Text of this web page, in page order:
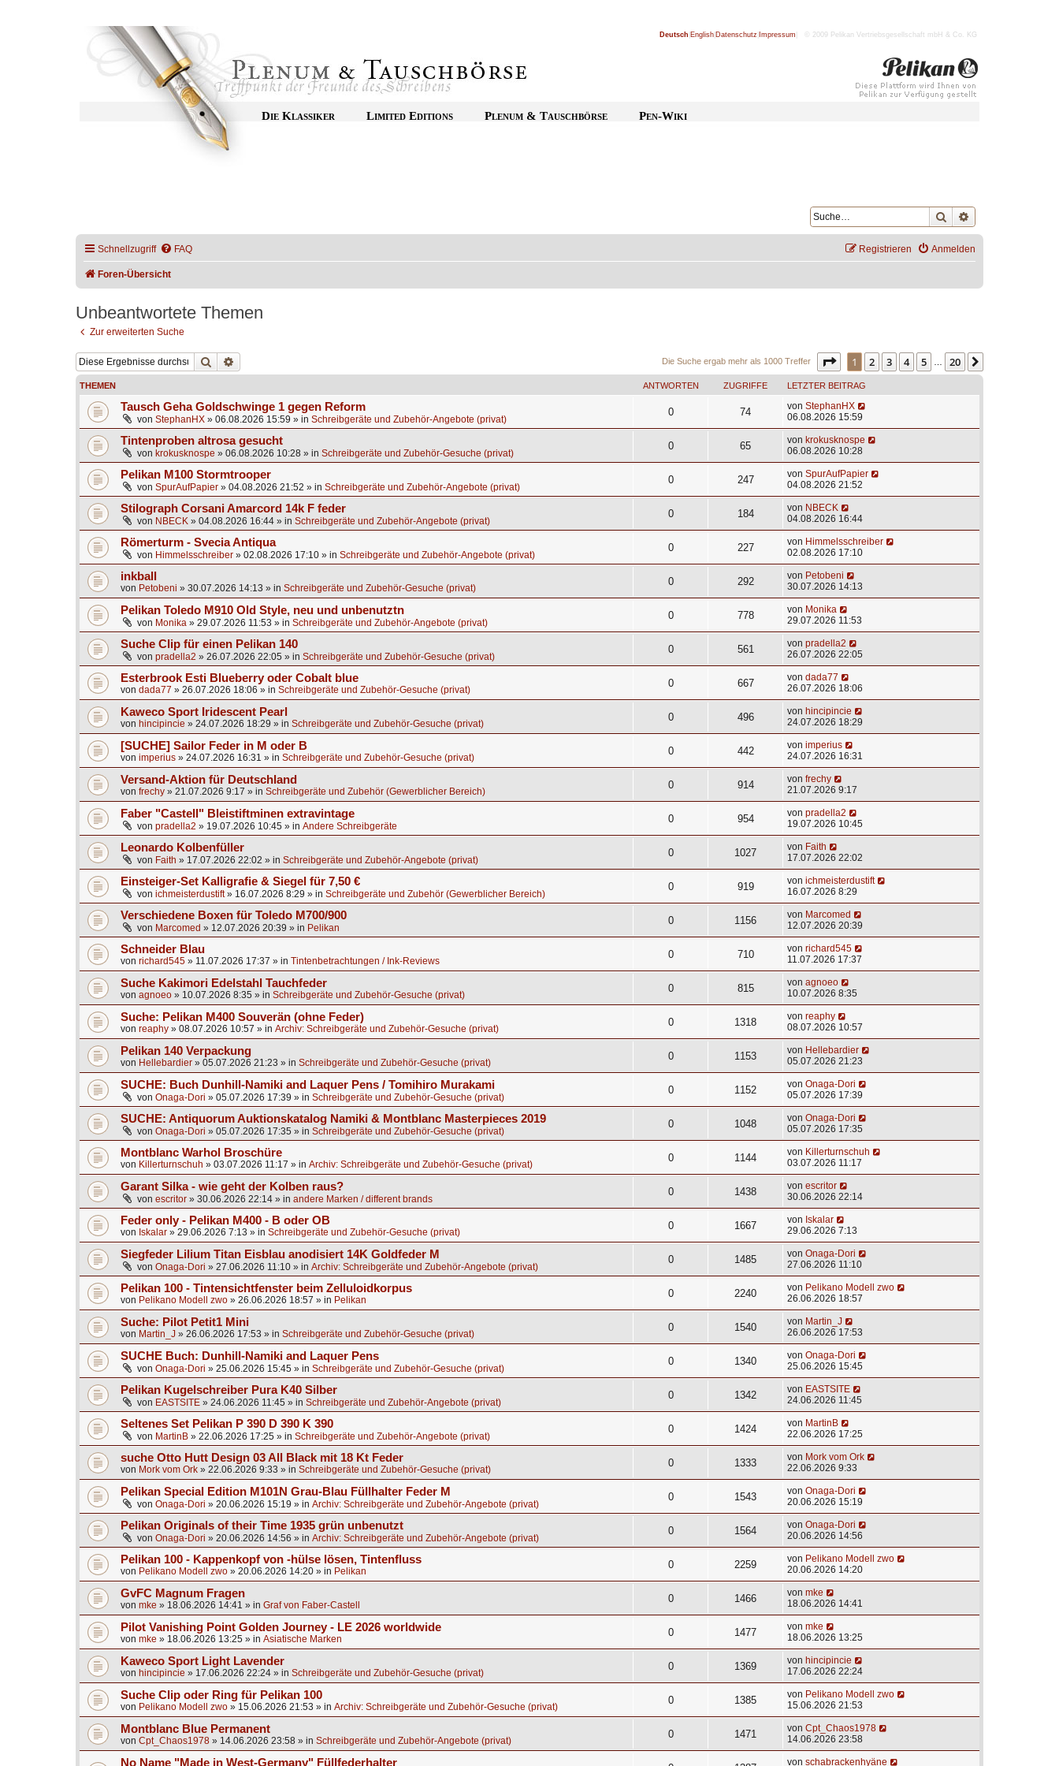
Deutsch English Datenschutz Impressum | © 2009 Pelikan Vertriebsgesellschaft mbH & Co. KG
Die Klassiker Limited Editions Plenum & Tauschbörse Pen-Wiki
Suche
Schnellzugriff FAQ Anmelden
Registrieren
Foren-Übersicht
Unbeantwortete Themen
Zur erweiterten Suche
Suche Die Suche ergab mehr als 1000 Treffer Seite von20
1 2 3 4 5 20
THEMEN ANTWORTEN ZUGRIFFE LETZTER BEITRAG
Tausch Geha Goldschwinge 1 gegen Reform
von StephanHX » 06.08.2026 15:59 » in Schreibgeräte und Zubehör-Angebote (privat)
0 74 von StephanHX
06.08.2026 15:59
Tintenproben altrosa gesucht
von krokusknospe » 06.08.2026 10:28 » in Schreibgeräte und Zubehör-Gesuche (privat)
0 65 von krokusknospe
06.08.2026 10:28
Pelikan M100 Stormtrooper
von SpurAufPapier » 04.08.2026 21:52 » in Schreibgeräte und Zubehör-Angebote (privat)
0 247 von SpurAufPapier
04.08.2026 21:52
Stilograph Corsani Amarcord 14k F feder
von NBECK » 04.08.2026 16:44 » in Schreibgeräte und Zubehör-Angebote (privat)
0 184 von NBECK
04.08.2026 16:44
Römerturm - Svecia Antiqua
von Himmelsschreiber » 02.08.2026 17:10 » in Schreibgeräte und Zubehör-Angebote (privat)
0 227 von Himmelsschreiber
02.08.2026 17:10
inkball
von Petobeni » 30.07.2026 14:13 » in Schreibgeräte und Zubehör-Gesuche (privat)
0 292 von Petobeni
30.07.2026 14:13
Pelikan Toledo M910 Old Style, neu und unbenutztn
von Monika » 29.07.2026 11:53 » in Schreibgeräte und Zubehör-Angebote (privat)
0 778 von Monika
29.07.2026 11:53
Suche Clip für einen Pelikan 140
von pradella2 » 26.07.2026 22:05 » in Schreibgeräte und Zubehör-Gesuche (privat)
0 561 von pradella2
26.07.2026 22:05
Esterbrook Esti Blueberry oder Cobalt blue
von dada77 » 26.07.2026 18:06 » in Schreibgeräte und Zubehör-Gesuche (privat)
0 667 von dada77
26.07.2026 18:06
Kaweco Sport Iridescent Pearl
von hincipincie » 24.07.2026 18:29 » in Schreibgeräte und Zubehör-Gesuche (privat)
0 496 von hincipincie
24.07.2026 18:29
[SUCHE] Sailor Feder in M oder B
von imperius » 24.07.2026 16:31 » in Schreibgeräte und Zubehör-Gesuche (privat)
0 442 von imperius
24.07.2026 16:31
Versand-Aktion für Deutschland
von frechy » 21.07.2026 9:17 » in Schreibgeräte und Zubehör (Gewerblicher Bereich)
0 914 von frechy
21.07.2026 9:17
Faber "Castell" Bleistiftminen extravintage
von pradella2 » 19.07.2026 10:45 » in Andere Schreibgeräte
0 954 von pradella2
19.07.2026 10:45
Leonardo Kolbenfüller
von Faith » 17.07.2026 22:02 » in Schreibgeräte und Zubehör-Angebote (privat)
0 1027 von Faith
17.07.2026 22:02
Einsteiger-Set Kalligrafie & Siegel für 7,50 €
von ichmeisterdustift» 16.07.2026 8:29 » in Schreibgeräte und Zubehör (Gewerblicher Bereich)
0 919 von ichmeisterdustift
16.07.2026 8:29
Verschiedene Boxen für Toledo M700/900
von Marcomed » 12.07.2026 20:39 » in Pelikan
0 1156 von Marcomed
12.07.2026 20:39
Schneider Blau
von richard545 » 11.07.2026 17:37 » in Tintenbetrachtungen / Ink-Reviews
0 710 von richard545
11.07.2026 17:37
Suche Kakimori Edelstahl Tauchfeder
von agnoeo » 10.07.2026 8:35 » in Schreibgeräte und Zubehör-Gesuche (privat)
0 815 von agnoeo
10.07.2026 8:35
Suche: Pelikan M400 Souverän (ohne Feder)
von reaphy » 08.07.2026 10:57 » in Archiv: Schreibgeräte und Zubehör-Gesuche (privat)
0 1318 von reaphy
08.07.2026 10:57
Pelikan 140 Verpackung
von Hellebardier » 05.07.2026 21:23 » in Schreibgeräte und Zubehör-Gesuche (privat)
0 1153 von Hellebardier
05.07.2026 21:23
SUCHE: Buch Dunhill-Namiki and Laquer Pens / Tomihiro Murakami
von Onaga-Dori » 05.07.2026 17:39 » in Schreibgeräte und Zubehör-Gesuche (privat)
0 1152 von Onaga-Dori
05.07.2026 17:39
SUCHE: Antiquorum Auktionskatalog Namiki & Montblanc Masterpieces 2019
von Onaga-Dori » 05.07.2026 17:35 » in Schreibgeräte und Zubehör-Gesuche (privat)
0 1048 von Onaga-Dori
05.07.2026 17:35
Montblanc Warhol Broschüre
von Killerturnschuh » 03.07.2026 11:17 » in Archiv: Schreibgeräte und Zubehör-Gesuche (privat)
0 1144 von Killerturnschuh
03.07.2026 11:17
Garant Silka - wie geht der Kolben raus?
von escritor » 30.06.2026 22:14 » in andere Marken / different brands
0 1438 von escritor
30.06.2026 22:14
Feder only - Pelikan M400 - B oder OB
von Iskalar » 29.06.2026 7:13 » in Schreibgeräte und Zubehör-Gesuche (privat)
0 1667 von Iskalar
29.06.2026 7:13
Siegfeder Lilium Titan Eisblau anodisiert 14K Goldfeder M
von Onaga-Dori » 27.06.2026 11:10 » in Archiv: Schreibgeräte und Zubehör-Angebote (privat)
0 1485 von Onaga-Dori
27.06.2026 11:10
Pelikan 100 - Tintensichtfenster beim Zelluloidkorpus
von Pelikano Modell zwo » 26.06.2026 18:57 » in Pelikan
0 2240 von Pelikano Modell zwo
26.06.2026 18:57
Suche: Pilot Petit1 Mini
von Martin_J » 26.06.2026 17:53 » in Schreibgeräte und Zubehör-Gesuche (privat)
0 1540 von Martin_J
26.06.2026 17:53
SUCHE Buch: Dunhill-Namiki and Laquer Pens
von Onaga-Dori » 25.06.2026 15:45 » in Schreibgeräte und Zubehör-Gesuche (privat)
0 1340 von Onaga-Dori
25.06.2026 15:45
Pelikan Kugelschreiber Pura K40 Silber
von EASTSITE » 24.06.2026 11:45 » in Schreibgeräte und Zubehör-Angebote (privat)
0 1342 von EASTSITE
24.06.2026 11:45
Seltenes Set Pelikan P 390 D 390 K 390
von MartinB » 22.06.2026 17:25 » in Schreibgeräte und Zubehör-Angebote (privat)
0 1424 von MartinB
22.06.2026 17:25
suche Otto Hutt Design 03 All Black mit 18 Kt Feder
von Mork vom Ork » 22.06.2026 9:33 » in Schreibgeräte und Zubehör-Gesuche (privat)
0 1333 von Mork vom Ork
22.06.2026 9:33
Pelikan Special Edition M101N Grau-Blau Füllhalter Feder M
von Onaga-Dori » 20.06.2026 15:19 » in Archiv: Schreibgeräte und Zubehör-Angebote (privat)
0 1543 von Onaga-Dori
20.06.2026 15:19
Pelikan Originals of their Time 1935 grün unbenutzt
von Onaga-Dori » 20.06.2026 14:56 » in Archiv: Schreibgeräte und Zubehör-Angebote (privat)
0 1564 von Onaga-Dori
20.06.2026 14:56
Pelikan 100 - Kappenkopf von -hülse lösen, Tintenfluss
von Pelikano Modell zwo » 20.06.2026 14:20 » in Pelikan
0 2259 von Pelikano Modell zwo
20.06.2026 14:20
GvFC Magnum Fragen
von mke » 18.06.2026 14:41 » in Graf von Faber-Castell
0 1466 von mke
18.06.2026 14:41
Pilot Vanishing Point Golden Journey - LE 2026 worldwide
von mke » 18.06.2026 13:25 » in Asiatische Marken
0 1477 von mke
18.06.2026 13:25
Kaweco Sport Light Lavender
von hincipincie » 17.06.2026 22:24 » in Schreibgeräte und Zubehör-Gesuche (privat)
0 1369 von hincipincie
17.06.2026 22:24
Suche Clip oder Ring für Pelikan 100
von Pelikano Modell zwo » 15.06.2026 21:53 » in Archiv: Schreibgeräte und Zubehör-Gesuche (privat)
0 1385 von Pelikano Modell zwo
15.06.2026 21:53
Montblanc Blue Permanent
von Cpt_Chaos1978 » 14.06.2026 23:58 » in Schreibgeräte und Zubehör-Angebote (privat)
0 1471 von Cpt_Chaos1978
14.06.2026 23:58
No Name "Made in West-Germany" Füllfederhalter von schabrackenhyäne